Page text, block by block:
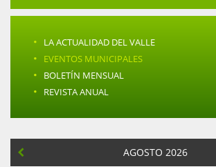
· LA ACTUALIDAD DEL VALLE
· EVENTOS MUNICIPALES
· BOLETÍN MENSUAL
· REVISTA ANUAL
AGOSTO 2026